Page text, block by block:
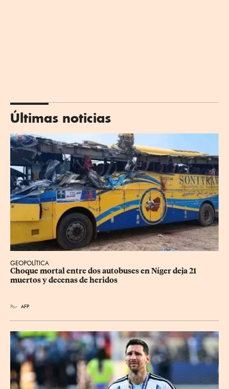
Últimas noticias
GEOPOLÍTICA
Choque mortal entre dos autobuses en Níger deja 21
muertos y decenas de heridos
Por AFP